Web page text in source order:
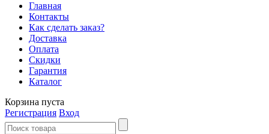
Главная
Контакты
Как сделать заказ?
Доставка
Оплата
Скидки
Гарантия
Каталог
Корзина пуста
Регистрация Вход